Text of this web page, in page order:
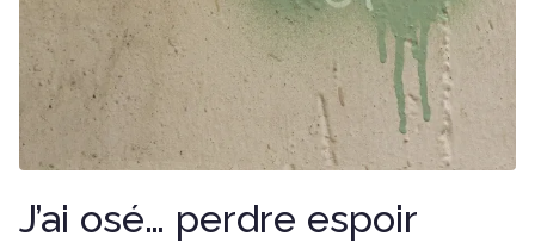
J’ai osé… perdre espoir